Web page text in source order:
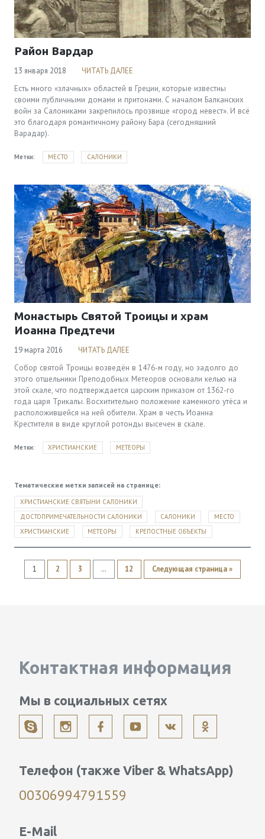
Район Вардар
13 января 2018
ЧИТАТЬ ДАЛЕЕ
Есть много «злачных» областей в Греции, которые известны
своими публичными домами и притонами. С началом Балканских
войн за Салониками закрепилось прозвище «город невест». И всё
это благодаря романтичному району Бара (сегодняшний
Варадар).
Метки: МЕСТО САЛОНИКИ
Монастырь Святой Троицы и храм
Иоанна Предтечи
19 марта 2016
ЧИТАТЬ ДАЛЕЕ
Собор святой Троицы возведён в 1476-м году, но задолго до
этого отшельники Преподобных Метеоров основали келью на
этой скале, что подтверждается царским приказом от 1362-го
года царя Трикалы. Восхитительно положение каменного утёса и
расположившейся на ней обители. Храм в честь Иоанна
Крестителя в виде круглой ротонды высечен в скале.
Метки: ХРИСТИАНСКИЕ МЕТЕОРЫ
Тематические метки записей на странице:
ХРИСТИАНСКИЕ СВЯТЫНИ САЛОНИКИ
ДОСТОПРИМЕЧАТЕЛЬНОСТИ САЛОНИКИ
САЛОНИКИ
МЕСТО
ХРИСТИАНСКИЕ
МЕТЕОРЫ КРЕПОСТНЫЕ ОБЪЕКТЫ
1 2 3 … 12 Следующая страница »
Контактная информация
Мы в социальных сетях
Телефон (также Viber & WhatsApp)
00306994791559
E-Mail